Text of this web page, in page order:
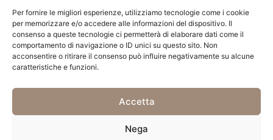
Per fornire le migliori esperienze, utilizziamo tecnologie come i cookie
per memorizzare e/o accedere alle informazioni del dispositivo. Il
consenso a queste tecnologie ci permetterà di elaborare dati come il
comportamento di navigazione o ID unici su questo sito. Non
acconsentire o ritirare il consenso può influire negativamente su alcune
caratteristiche e funzioni.
Accetta
Nega